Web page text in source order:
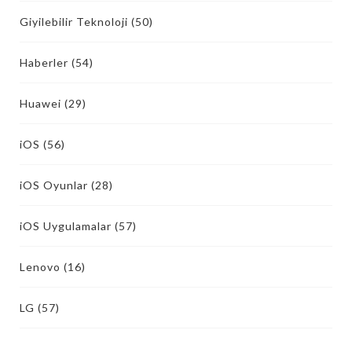
Giyilebilir Teknoloji (50)
Haberler (54)
Huawei (29)
iOS (56)
iOS Oyunlar (28)
iOS Uygulamalar (57)
Lenovo (16)
LG (57)